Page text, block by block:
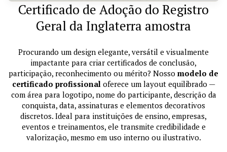
Certificado de Adoção do Registro
Geral da Inglaterra amostra
Procurando um design elegante, versátil e visualmente
impactante para criar certificados de conclusão,
participação, reconhecimento ou mérito? Nosso modelo de
certificado profissional oferece um layout equilibrado —
com área para logotipo, nome do participante, descrição da
conquista, data, assinaturas e elementos decorativos
discretos. Ideal para instituições de ensino, empresas,
eventos e treinamentos, ele transmite credibilidade e
valorização, mesmo em uso interno ou ilustrativo.